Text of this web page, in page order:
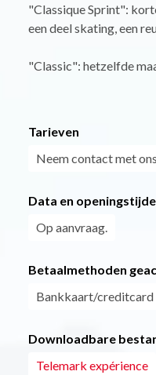
"Classique Sprint":
een deel skating, een
"Classic": hetzelfde
Tarieven
Neem contact met
Data en
Op aanvraag.
Betaalmethoden
Bankkaart/creditcard
Downloadbare
Telemark expérience